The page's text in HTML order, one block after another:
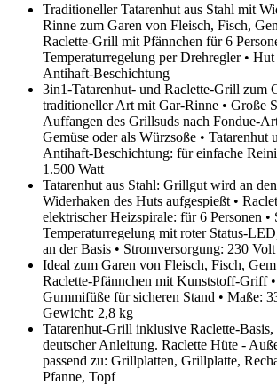
Traditioneller Tatarenhut aus Stahl mit
Rinne zum Garen von Fleisch, Fisch,
Raclette-Grill mit Pfännchen für 6
Temperaturregelung per Drehregler •
Antihaft-Beschichtung
3in1-Tatarenhut- und Raclette-Grill zum
traditioneller Art mit Gar-Rinne • Große
Auffangen des Grillsuds nach Fondue-
Gemüse oder als Würzsoße • Tatarenhut
Antihaft-Beschichtung: für einfache
1.500 Watt
Tatarenhut aus Stahl: Grillgut wird an
Widerhaken des Huts aufgespießt •
elektrischer Heizspirale: für 6 Personen •
Temperaturregelung mit roter Status-
an der Basis • Stromversorgung: 230 Volt
Ideal zum Garen von Fleisch, Fisch,
Raclette-Pfännchen mit Kunststoff-Griff
Gummifüße für sicheren Stand • Maße:
Gewicht: 2,8 kg
Tatarenhut-Grill inklusive Raclette-Basis,
deutscher Anleitung. Raclette Hüte -
passend zu: Grillplatten, Grillplatte,
Pfanne, Topf